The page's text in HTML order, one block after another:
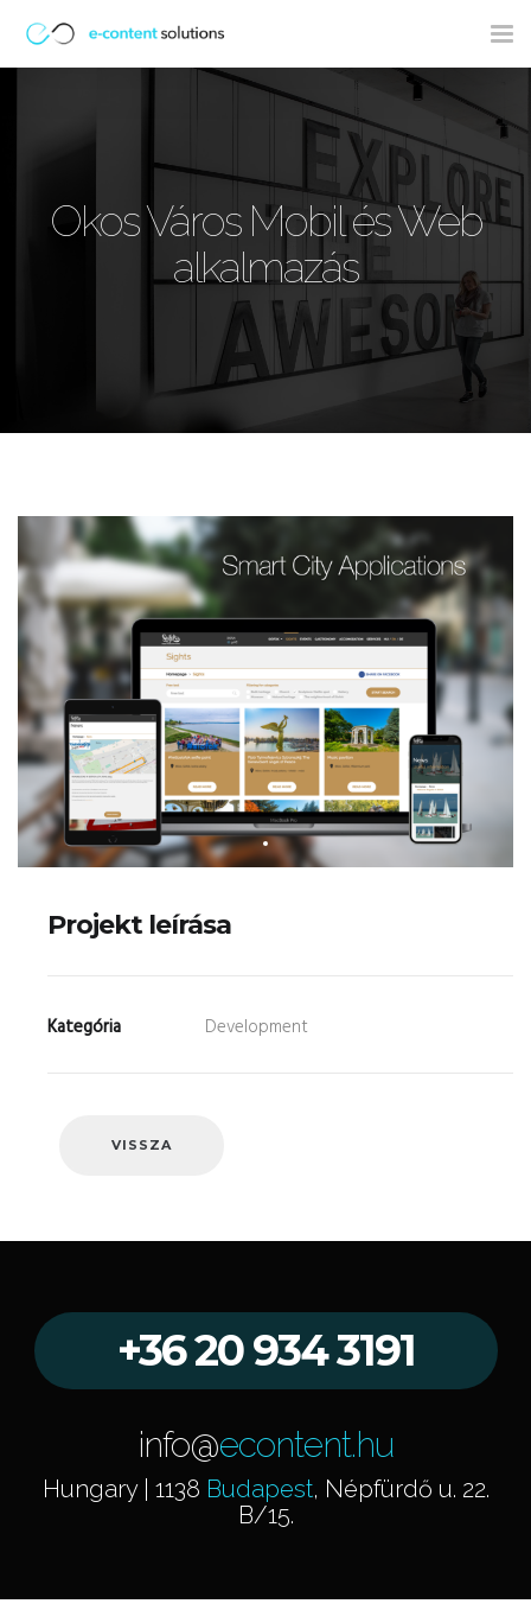
Okos Város Mobil és Web
alkalmazás
Projekt leírása
Kategória Development
VISSZA
+36 20 934 3191
info@econtent.hu
Hungary | 1138 Budapest, Népfürdő u. 22.
B/15.